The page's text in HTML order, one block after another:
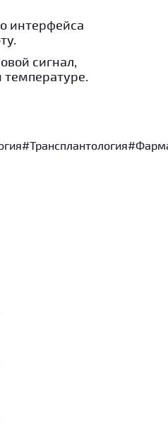
интерфейса
сигнал,
#Трансплантология